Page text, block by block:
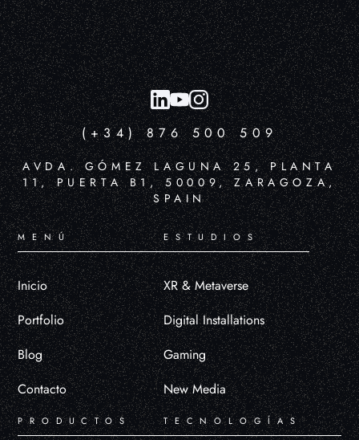
(+34) 876 500 509
AVDA. GÓMEZ LAGUNA 25, PLANTA
11, PUERTA B1, 50009, ZARAGOZA,
SPAIN
MENÚ
Inicio
Portfolio
Blog
Contacto
ESTUDIOS
XR & Metaverse
Digital Installations
Gaming
New Media
PRODUCTOS TECNOLOGÍAS